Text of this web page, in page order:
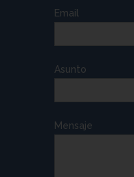
Email
Asunto
Mensaje